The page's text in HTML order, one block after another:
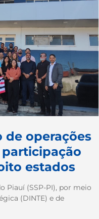
de operações
estados
Piauí (SSP-PI), por meio
(DINTE) e de